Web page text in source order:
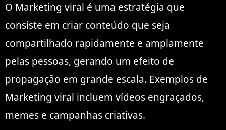
O Marketing viral é uma estratégia que
consiste em criar conteúdo que seja
compartilhado rapidamente e amplamente
pelas pessoas, gerando um efeito de
propagação em grande escala. Exemplos de
Marketing viral incluem vídeos engraçados,
memes e campanhas criativas.